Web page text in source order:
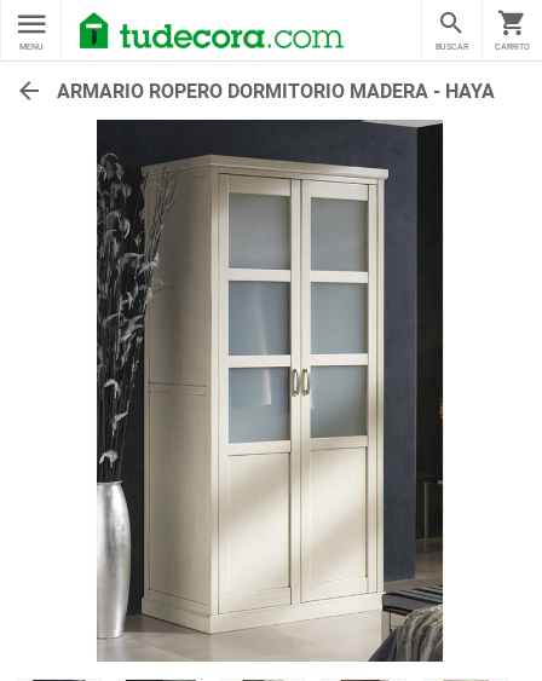
MENU CARRITO
BUSCAR
ARMARIO ROPERO DORMITORIO MADERA - HAYA